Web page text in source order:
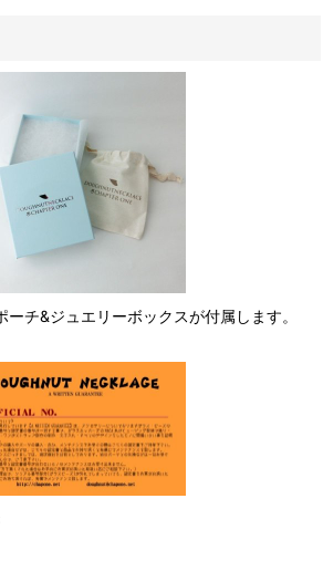
チ&ジュエリーボックスが付属します。